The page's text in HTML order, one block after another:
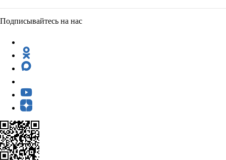
Подписывайтесь на нас